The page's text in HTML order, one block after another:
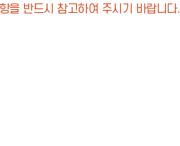
을 반드시 참고하여 주시기 바랍니다.